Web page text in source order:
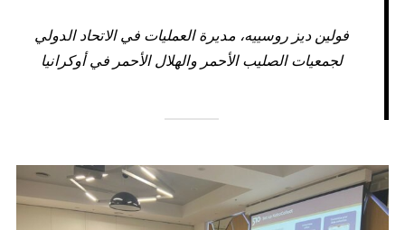
فولين ديز روسييه، مديرة العمليات في الاتحاد الدولي
لجمعيات الصليب الأحمر والهلال الأحمر في أوكرانيا